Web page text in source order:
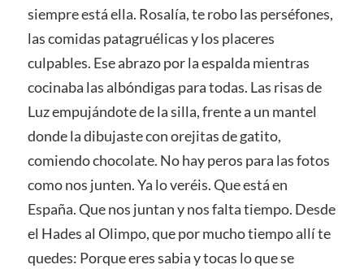
siempre está ella. Rosalía, te robo las perséfones,
las comidas patagruélicas y los placeres
culpables. Ese abrazo por la espalda mientras
cocinaba las albóndigas para todas. Las risas de
Luz empujándote de la silla, frente a un mantel
donde la dibujaste con orejitas de gatito,
comiendo chocolate. No hay peros para las fotos
como nos junten. Ya lo veréis. Que está en
España. Que nos juntan y nos falta tiempo. Desde
el Hades al Olimpo, que por mucho tiempo allí te
quedes: Porque eres sabia y tocas lo que se